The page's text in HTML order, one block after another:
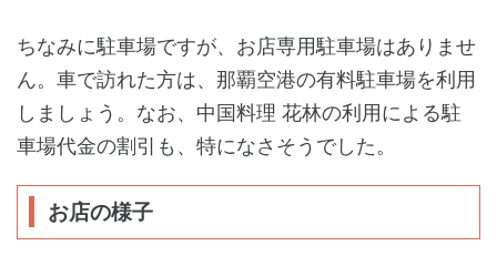
ちなみに駐車場ですが、お店専用駐車場はありませ
ん。車で訪れた方は、那覇空港の有料駐車場を利用
しましょう。なお、中国料理 花林の利用による駐
車場代金の割引も、特になさそうでした。
お店の様子